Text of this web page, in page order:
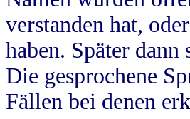
verstanden hat,
haben. Später
Die gesprochene
Fällen bei denen